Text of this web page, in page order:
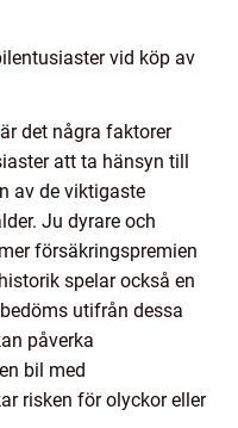
vid köp av
det några faktorer
att ta hänsyn till
av de viktigaste
Ju dyrare och
försäkringspremien
spelar också en
utifrån dessa
påverka
bil med
risken för olyckor eller